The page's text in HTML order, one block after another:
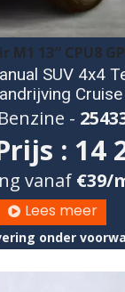
M1 13″ CPU8
SUV 4x4
-
: 14
vanaf €39/
 Lees meer
onder